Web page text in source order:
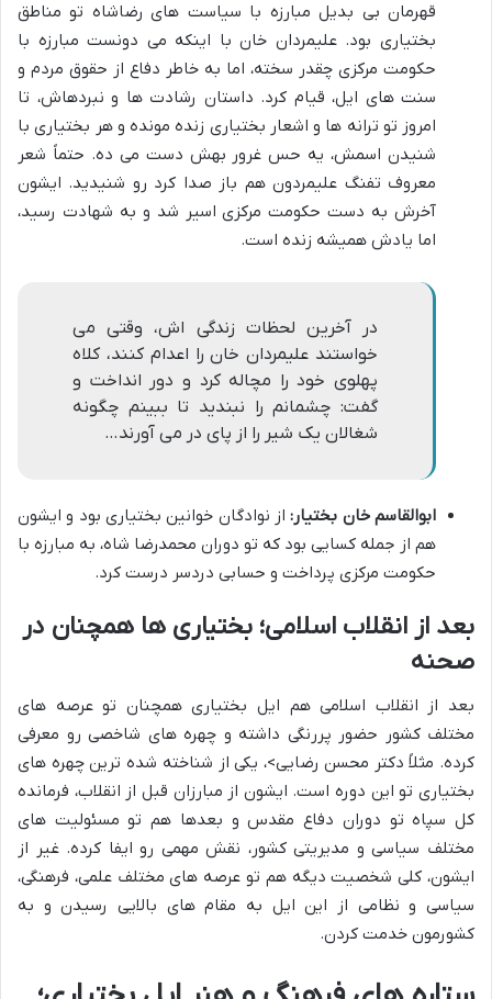
قهرمان بی بدیل مبارزه با سیاست های رضاشاه تو مناطق
بختیاری بود. علیمردان خان با اینکه می دونست مبارزه با
حکومت مرکزی چقدر سخته، اما به خاطر دفاع از حقوق مردم و
سنت های ایل، قیام کرد. داستان رشادت ها و نبردهاش، تا
امروز تو ترانه ها و اشعار بختیاری زنده مونده و هر بختیاری با
شنیدن اسمش، یه حس غرور بهش دست می ده. حتماً شعر
معروف تفنگ علیمردون هم باز صدا کرد رو شنیدید. ایشون
آخرش به دست حکومت مرکزی اسیر شد و به شهادت رسید،
اما یادش همیشه زنده است.
در آخرین لحظات زندگی اش، وقتی می
خواستند علیمردان خان را اعدام کنند، کلاه
پهلوی خود را مچاله کرد و دور انداخت و
گفت: چشمانم را نبندید تا ببینم چگونه
شغالان یک شیر را از پای در می آورند…
ابوالقاسم خان بختیار:از نوادگان خوانین بختیاری بود و ایشون
هم از جمله کسایی بود که تو دوران محمدرضا شاه، به مبارزه با
حکومت مرکزی پرداخت و حسابی دردسر درست کرد.
بعد از انقلاب اسلامی؛ بختیاری ها همچنان در
صحنه
بعد از انقلاب اسلامی هم ایل بختیاری همچنان تو عرصه های
مختلف کشور حضور پررنگی داشته و چهره های شاخصی رو معرفی
کرده. مثلاً دکتر محسن رضایی>، یکی از شناخته شده ترین چهره های
بختیاری تو این دوره است. ایشون از مبارزان قبل از انقلاب، فرمانده
کل سپاه تو دوران دفاع مقدس و بعدها هم تو مسئولیت های
مختلف سیاسی و مدیریتی کشور، نقش مهمی رو ایفا کرده. غیر از
ایشون، کلی شخصیت دیگه هم تو عرصه های مختلف علمی، فرهنگی،
سیاسی و نظامی از این ایل به مقام های بالایی رسیدن و به
کشورمون خدمت کردن.